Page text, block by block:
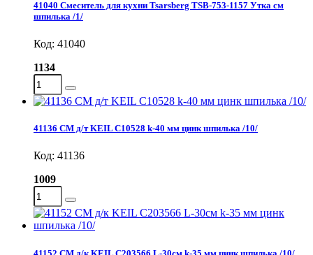
41040 Смеситель для кухни Tsarsberg TSB-753-1157 Утка см
шпилька /1/
Код: 41040
1134
41136 СМ д/т KEIL C10528 k-40 мм цинк шпилька /10/
Код: 41136
1009